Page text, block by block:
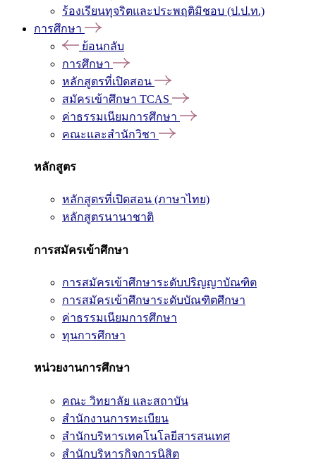
ร้องเรียนทุจริตและประพฤติมิชอบ (ป.ป.ท.)
การศึกษา
ย้อนกลับ
การศึกษา
หลักสูตรที่เปิดสอน
สมัครเข้าศึกษา TCAS
ค่าธรรมเนียมการศึกษา
คณะและสำนักวิชา
หลักสูตร
หลักสูตรที่เปิดสอน (ภาษาไทย)
หลักสูตรนานาชาติ
การสมัครเข้าศึกษา
การสมัครเข้าศึกษาระดับปริญญาบัณฑิต
การสมัครเข้าศึกษาระดับบัณฑิตศึกษา
ค่าธรรมเนียมการศึกษา
ทุนการศึกษา
หน่วยงานการศึกษา
คณะ วิทยาลัย และสถาบัน
สำนักงานการทะเบียน
สำนักบริหารเทคโนโลยีสารสนเทศ
สำนักบริหารกิจการนิสิต